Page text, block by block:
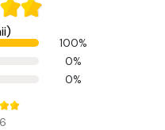
100%
0%
0%